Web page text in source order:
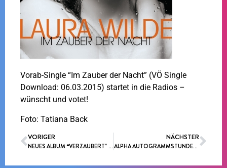
Vorab-Single “Im Zauber der Nacht” (VÖ Single
Download: 06.03.2015) startet in die Radios –
wünscht und votet!
Foto: Tatiana Back
VORIGER
NEUES ALBUM “VERZAUBERT” ERSCHEINT AM 20.03.2015
NÄCHSTER
ALPHA AUTOGRAMMSTUNDENTOUR ZUM NEUEN ALBUM “VERZAUBERT” (VÖ:20.03.2015)